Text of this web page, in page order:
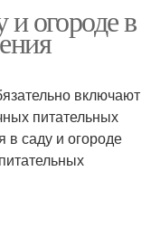
огороде в
включают
питательных
в саду и огороде